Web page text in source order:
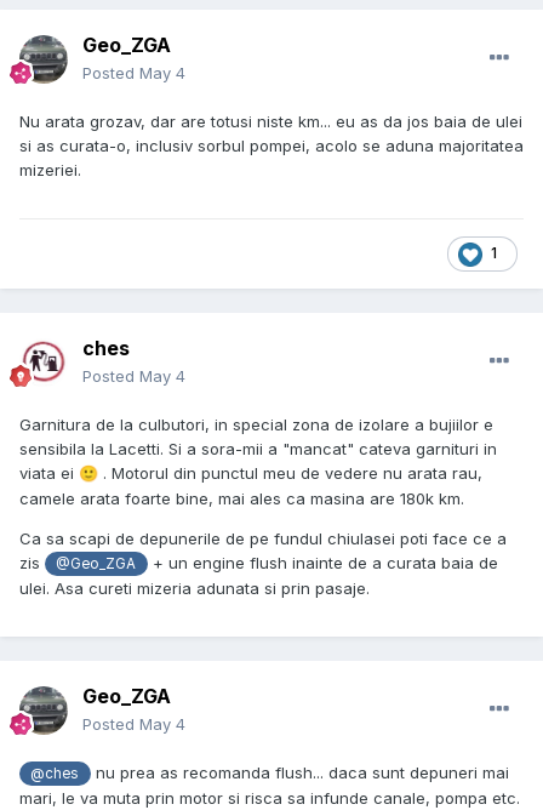
Geo_ZGA
Posted May 4
Nu arata grozav, dar are totusi niste km... eu as da jos baia de ulei
si as curata-o, inclusiv sorbul pompei, acolo se aduna majoritatea
mizeriei.
1
ches
Posted May 4
Garnitura de la culbutori, in special zona de izolare a bujiilor e
sensibila la Lacetti. Si a sora-mii a "mancat" cateva garnituri in
viata ei 🙂 . Motorul din punctul meu de vedere nu arata rau,
camele arata foarte bine, mai ales ca masina are 180k km.
Ca sa scapi de depunerile de pe fundul chiulasei poti face ce a
zis
@Geo_ZGA
+ un engine flush inainte de a curata baia de
ulei. Asa cureti mizeria adunata si prin pasaje.
Geo_ZGA
Posted May 4
@ches
nu prea as recomanda flush... daca sunt depuneri mai
mari, le va muta prin motor si risca sa infunde canale, pompa etc.